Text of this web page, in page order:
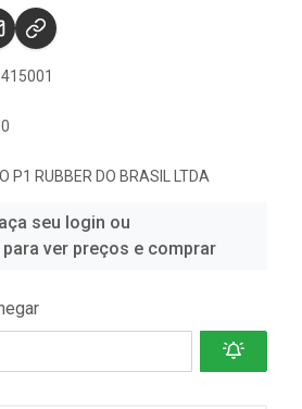
P1 RUBBER DO BRASIL LTDA
seu login ou
ver preços e comprar